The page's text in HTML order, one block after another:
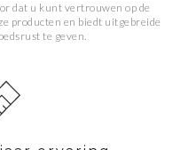
dat u kunt vertrouwen op de
producten en biedt uitgebreide
te geven.